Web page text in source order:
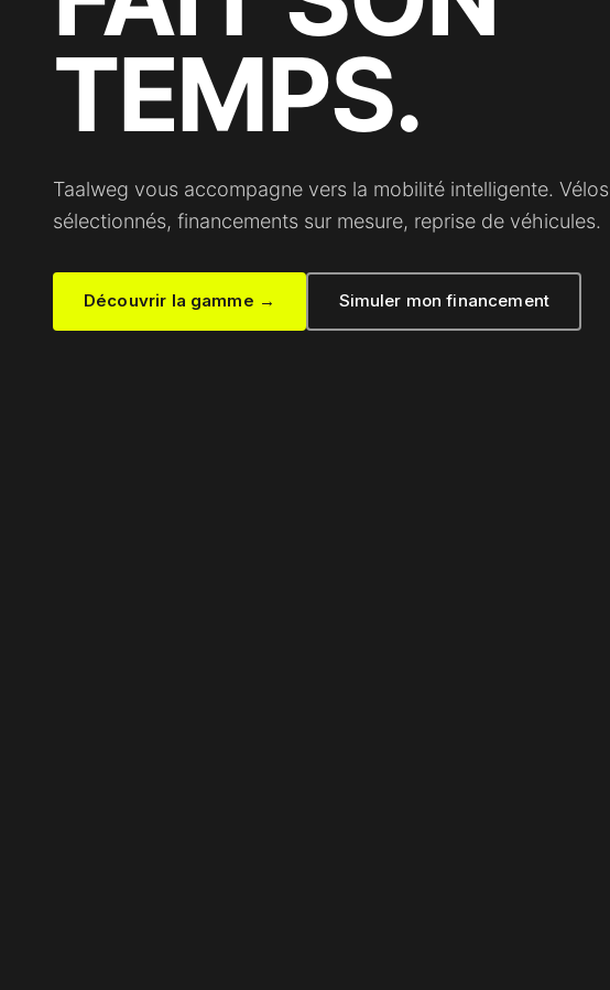
TEMPS.
Taalweg vous accompagne vers la mobilité intelligente. Vélos
sélectionnés, financements sur mesure, reprise de véhicules.
Découvrir la gamme → Simuler mon financement